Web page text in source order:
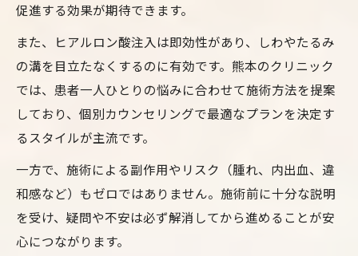
促進する効果が期待できます。
また、ヒアルロン酸注入は即効性があり、しわやたるみ
の溝を目立たなくするのに有効です。熊本のクリニック
では、患者一人ひとりの悩みに合わせて施術方法を提案
しており、個別カウンセリングで最適なプランを決定す
るスタイルが主流です。
一方で、施術による副作用やリスク（腫れ、内出血、違
和感など）もゼロではありません。施術前に十分な説明
を受け、疑問や不安は必ず解消してから進めることが安
心につながります。